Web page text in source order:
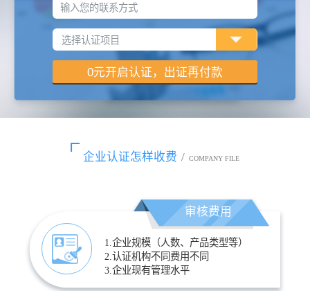
输入您的联系方式
企业认证怎样收费 / COMPANY FILE
审核费用
1.企业规模（人数、产品类型等）
2.认证机构不同费用不同
3.企业现有管理水平